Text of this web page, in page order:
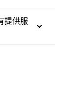
提供服